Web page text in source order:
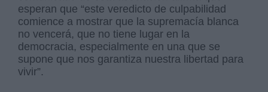
esperan que “este veredicto de culpabilidad
comience a mostrar que la supremacía blanca
no vencerá, que no tiene lugar en la
democracia, especialmente en una que se
supone que nos garantiza nuestra libertad para
vivir”.